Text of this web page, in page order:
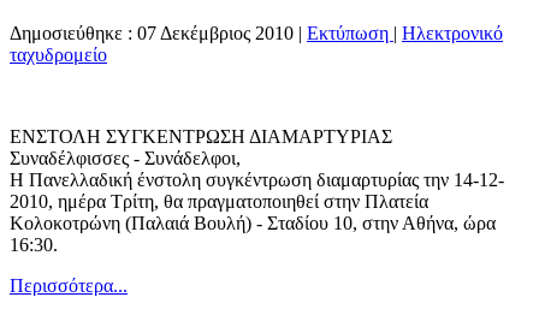
Δημοσιεύθηκε : 07 Δεκέμβριος 2010 | Εκτύπωση | Ηλεκτρονικό
ταχυδρομείο
ΕΝΣΤΟΛΗ ΣΥΓΚΕΝΤΡΩΣΗ ΔΙΑΜΑΡΤΥΡΙΑΣ
Συναδέλφισσες - Συνάδελφοι,
Η Πανελλαδική ένστολη συγκέντρωση διαμαρτυρίας την 14-12-
2010, ημέρα Τρίτη, θα πραγματοποιηθεί στην Πλατεία
Κολοκοτρώνη (Παλαιά Βουλή) - Σταδίου 10, στην Αθήνα, ώρα
16:30.
Περισσότερα...